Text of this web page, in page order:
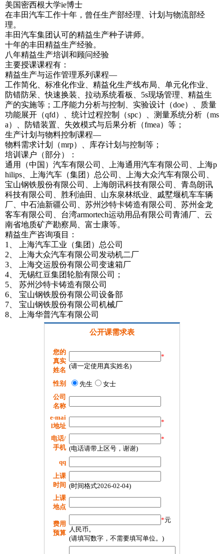
美国密西根大学ie博士
在丰田汽车工作十年，曾任生产部经理、计划与物流部经
理。
丰田汽车集团认可的精益生产种子讲师。
十年的丰田精益生产经验。
八年精益生产培训和顾问经验
主要授课课程有：
精益生产与运作管理系列课程—
工作简化、标准化作业、精益化生产线布局、单元化作业、
防错防呆、快速换装、拉动系统看板、5s现场管理、精益生
产的实施等；工序能力分析与控制、实验设计（doe）、质量
功能展开（qfd）、统计过程控制（spc）、测量系统分析（ms
a）、防错装置、失效模式与后果分析（fmea）等；
生产计划与物料控制课程—
物料需求计划（mrp）、库存计划与控制等；
培训课户（部分）：
通用（中国）汽车有限公司、上海通用汽车有限公司、上海p
hilips、上海汽车（集团）总公司、上海大众汽车有限公司、
宝山钢铁股份有限公司、上海朗讯科技有限公司、青岛朗讯
科技有限公司、胜利油田、山东泉林纸业、戚墅堰机车车辆
厂、中石油新疆公司、苏州沙特卡铸造有限公司、苏州金龙
客车有限公司、台湾armortech运动用品有限公司青浦厂、云
南省地质矿产勘察局、富士康等。
精益生产咨询项目：
1、 上海汽车工业（集团）总公司
2、 上海大众汽车有限公司发动机二厂
3、 上海交运股份有限公司变速箱厂
4、 无锡红豆集团轮胎有限公司；
5、 苏州沙特卡铸造有限公司
6、 宝山钢铁股份有限公司设备部
7、 宝山钢铁股份有限公司机械厂
8、 上海华普汽车有限公司
公开课需求表
您的
真实
姓名
*
(请一定使用真实姓名)
性别 先生
女士
公司
名称
e-mai
l地址
*
电话/
手机
*
(电话请带上区号，谢谢)
qq
上课
时间 (时间格式2026-02-04)
上课
地点
费用
预算
*元
人民币。
(请填写数字，不需要填写单位。)